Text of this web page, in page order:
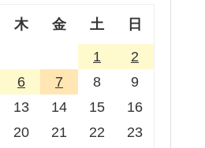
木 金 土 日
1
2
6 7 8
9
13 14 15
16
20 21 22
23